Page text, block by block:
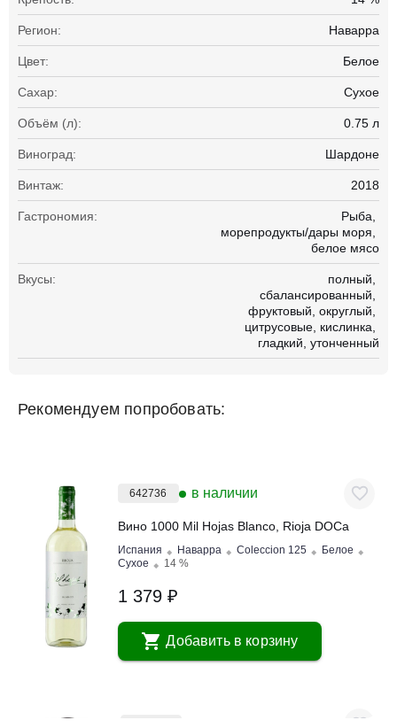
Регион: Наварра
Цвет: Белое
Сахар: Сухое
Объём (л): 0.75 л
Виноград: Шардоне
Винтаж: 2018
Гастрономия:
Рыба
морепродукты/дары моря
белое мясо
Вкусы:
полный
сбалансированный
фруктовый округлый
цитрусовые кислинка
гладкий утонченный
Рекомендуем попробовать:
642736 в наличии
Вино 1000 Mil Hojas Blanco, Rioja DOCa
Испания Наварра Coleccion 125
Белое
Сухое
14 %
1 379 ₽
Добавить в корзину